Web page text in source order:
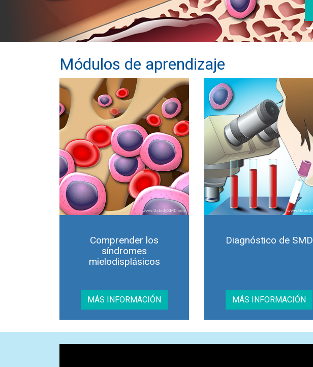
Módulos de aprendizaje
Comprender los
síndromes
mielodisplásicos
MÁS INFORMACIÓN
Diagnóstico de SMD
MÁS INFORMACIÓN